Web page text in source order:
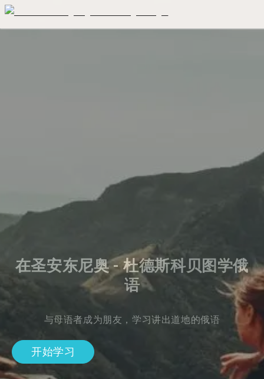
在圣安东尼奥 - 杜德斯科贝图学俄
语
与母语者成为朋友，学习讲出道地的俄语
开始学习